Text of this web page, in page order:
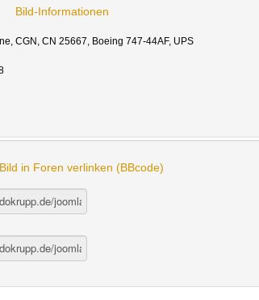
Bild-Informationen
CGN, CN 25667, Boeing 747-44AF, UPS
in Foren verlinken (BBcode)